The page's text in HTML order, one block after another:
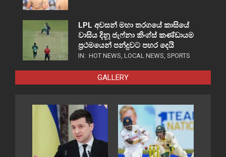
LPL අවසන් මහා තරගයේ කාසියේ
වාසිය දිනූ ජැෆ්නා කිංග්ස් කණ්ඩායම
ප්‍රථමයෙන් පන්දුවට පහර දෙයි
IN: HOT NEWS, LOCAL NEWS, SPORTS
GALLERY